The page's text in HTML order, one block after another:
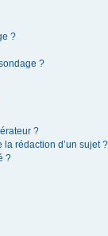
?
?
?
rédaction d’un sujet ?
?